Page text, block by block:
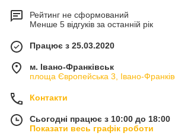
Рейтинг не сформований
Менше 5 відгуків за останній рік
Працює з 25.03.2020
м. Івано-Франківськ
площа Європейська 3, Івано-
Контакти
Сьогодні працює з 10:00 до 18:00
Показати весь графік роботи